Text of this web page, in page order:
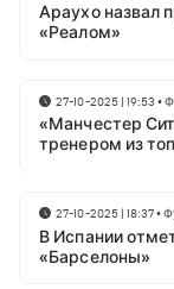
Араухо назвал
«Реалом»
27-10-2025 | 19:53 •
«Манчестер
тренером из
27-10-2025 | 18:37•
В Испании
«Барселоны»